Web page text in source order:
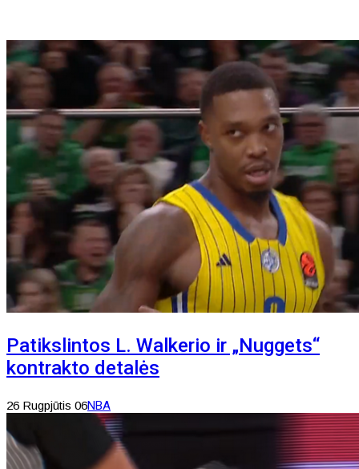
Patikslintos L. Walkerio ir „Nuggets“
kontrakto detalės
26 Rugpjūtis 06NBA